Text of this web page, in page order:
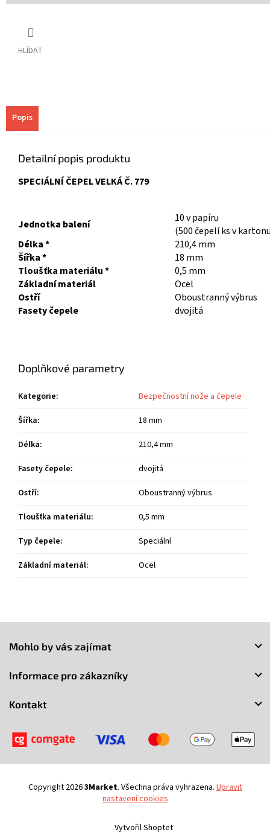
HLÍDAT
Popis
Detailní popis produktu
SPECIÁLNÍ ČEPEL VELKÁ Č. 779
Jednotka balení
10 v papíru
(500 čepelí ks v
Délka *
210,4 mm
Šířka *
18 mm
Tloušťka materiálu *
0,5 mm
Základní materiál
Ocel
Ostří
Oboustranný výbrus
Fasety čepele
dvojitá
Doplňkové parametry
Kategorie:
Bezpečnostní nože a čepele
Šířka:
18 mm
Délka:
210,4 mm
Fasety čepele:
dvojitá
Ostří:
Oboustranný výbrus
Tloušťka materiálu:
0,5 mm
Typ čepele:
Speciální
Základní materiál: Ocel
Mohlo by vás zajímat
Informace pro zákazníky
Kontakt
Vytvořil Shoptet
Copyright 20263Market. Všechna práva vyhrazena.Upravit
nastavení cookies